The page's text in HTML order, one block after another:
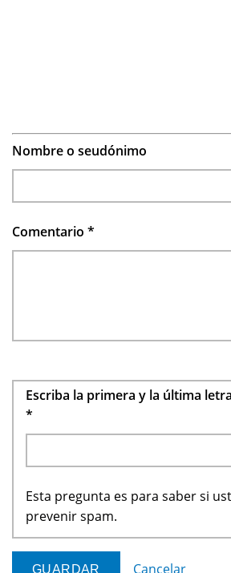
Nombre o seudónimo
Comentario *
Escriba la primera y la última
*
Esta pregunta es para saber si
prevenir spam.
Cancelar